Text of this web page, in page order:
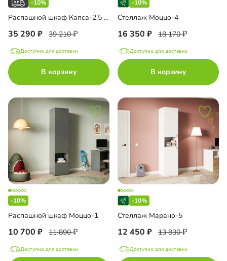
-10%
Распашной шкаф Капса-2.5 с антресолью
35 290 39 210
Доступно для доставки
В корзину
-10%
Стеллаж Моццо-4
16 350 18 170
Доступно для доставки
В корзину
-10%
Распашной шкаф Моццо-1
10 700 11 890
Доступно для доставки
-10%
Стеллаж Марано-5
12 450 13 830
Доступно для доставки